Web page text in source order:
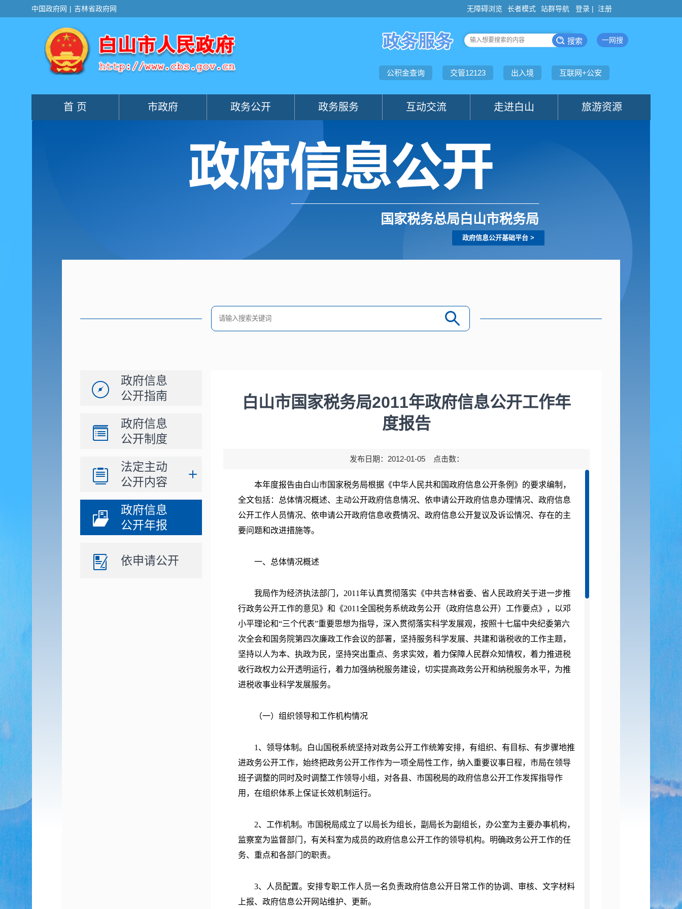
登录 | 注册
国家税务总局白山市税务局
政府信息公开基础平台 >
政府信息
公开指南
政府信息
公开制度
法定主动
公开内容
政府信息
公开年报
依申请公开
白山市国家税务局2011年政府信息公开工作年
度报告
发布日期：2012-01-05 点击数：
本年度报告由白山市国家税务局根据《中华人民共和国政府信息公开条例》的要求编制，
全文包括：总体情况概述、主动公开政府信息情况、依申请公开政府信息办理情况、政府信息
公开工作人员情况、依申请公开政府信息收费情况、政府信息公开复议及诉讼情况、存在的主
要问题和改进措施等。
一、总体情况概述
我局作为经济执法部门，2011年认真贯彻落实《中共吉林省委、省人民政府关于进一步推
行政务公开工作的意见》和《2011全国税务系统政务公开（政府信息公开）工作要点》，以邓
小平理论和“三个代表”重要思想为指导，深入贯彻落实科学发展观，按照十七届中央纪委第六
次全会和国务院第四次廉政工作会议的部署，坚持服务科学发展、共建和谐税收的工作主题，
坚持以人为本、执政为民，坚持突出重点、务求实效，着力保障人民群众知情权，着力推进税
收行政权力公开透明运行，着力加强纳税服务建设，切实提高政务公开和纳税服务水平，为推
进税收事业科学发展服务。
（一）组织领导和工作机构情况
1、领导体制。白山国税系统坚持对政务公开工作统筹安排，有组织、有目标、有步骤地推
进政务公开工作，始终把政务公开工作作为一项全局性工作，纳入重要议事日程，市局在领导
班子调整的同时及时调整工作领导小组，对各县、市国税局的政府信息公开工作发挥指导作
用，在组织体系上保证长效机制运行。
2、工作机制。市国税局成立了以局长为组长，副局长为副组长，办公室为主要办事机构，
监察室为监督部门，有关科室为成员的政府信息公开工作的领导机构。明确政务公开工作的任
务、重点和各部门的职责。
3、人员配置。安排专职工作人员一名负责政府信息公开日常工作的协调、审核、文字材料
上报、政府信息公开网站维护、更新。